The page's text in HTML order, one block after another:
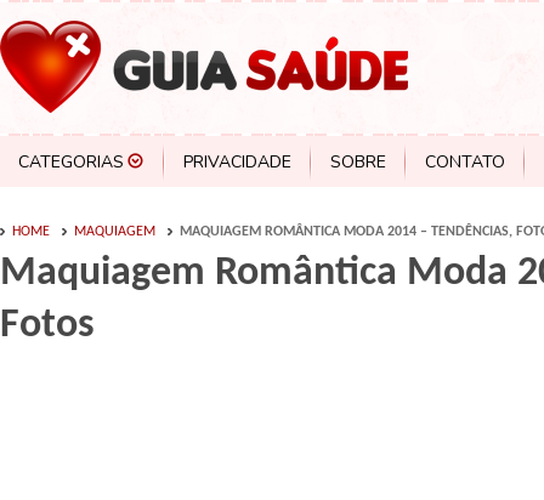
CATEGORIAS PRIVACIDADE SOBRE CONTATO
HOME MAQUIAGEM MAQUIAGEM ROMÂNTICA MODA 2014 – TENDÊNCIAS,
Maquiagem Romântica Moda
Fotos